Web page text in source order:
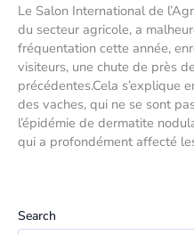
Le Salon International de
du secteur agricole, a
fréquentation cette année,
visiteurs, une chute de près
précédentes.Cela s’explique
des vaches, qui ne se sont
l’épidémie de dermatite
qui a profondément affecté
Search